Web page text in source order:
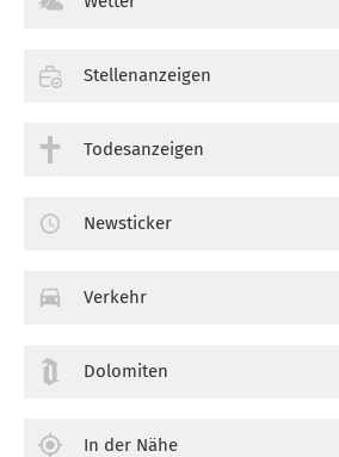
Stellenanzeigen
Todesanzeigen
Newsticker
Verkehr
Dolomiten
In der Nähe